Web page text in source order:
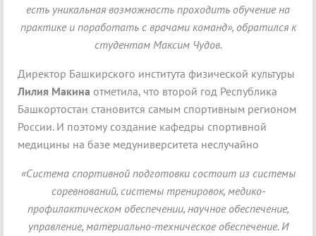
есть уникальная возможность проходить обучение на
практике и поработать с врачами команд», обратился к
студентам Максим Чудов.
Директор Башкирского института физической культуры
Лилия Макина отметила, что второй год Республика
Башкортостан становится самым спортивным регионом
России. И поэтому создание кафедры спортивной
медицины на базе медуниверситета неслучайно
«Система спортивной подготовки состоит из системы
соревнований, системы тренировок, медико-
профилактическом обеспечении, научное обеспечение,
управление, материально-техническое обеспечение. И